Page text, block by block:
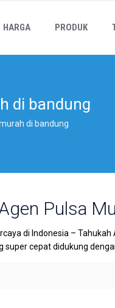
HARGA PRODUK
di bandung
di bandung
Pulsa
di Indonesia –
super cepat didukung